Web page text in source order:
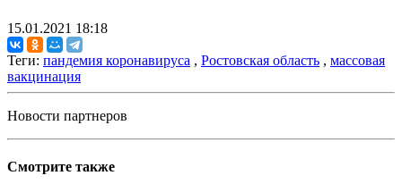
15.01.2021 18:18
Теги: пандемия коронавируса , Ростовская область , массовая
вакцинация
Новости партнеров
Смотрите также